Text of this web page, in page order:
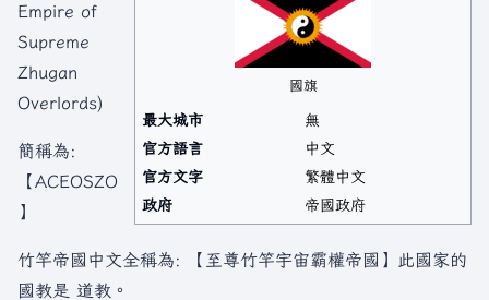
國旗
最大城市
無
官方語言
中文
官方文字
繁體中文
政府
帝國政府
Empire of
Supreme
Zhugan
Overlords)
簡稱為:
【ACEOSZO
】
竹竿帝國中文全稱為: 【至尊竹竿宇宙霸權帝國】此國家的
國教是 道教。